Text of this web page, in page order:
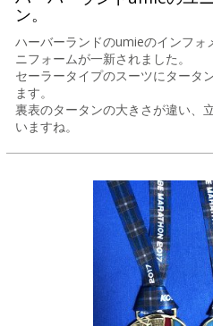
ン。
ハーバーランドのumieのインフォ
ニフォームが一新されました。
セーラータイプのスーツにタータ
ます。
裏表のタータンの大きさが違い、
いますね。